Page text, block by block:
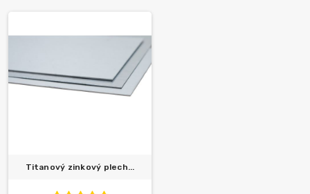
Titanový zinkový plech...